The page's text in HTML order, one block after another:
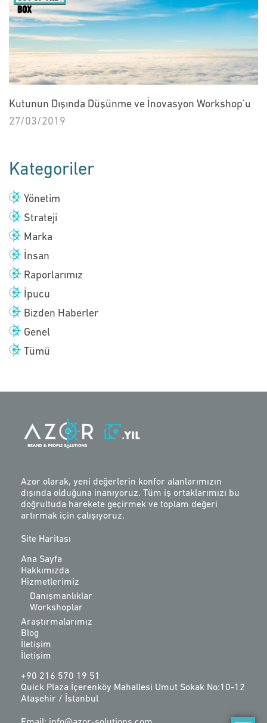
Kutunun Dışında Düşünme ve İnovasyon Workshop'u
27/03/2019
Kategoriler
Yönetim
Strateji
Marka
İnsan
Raporlarımız
İpucu
Bizden Haberler
Genel
Tümü
Azor olarak, yeni değerlerin konfor alanlarımızın
dışında olduğuna inanıyoruz. Tüm iş ortaklarımızı bu
doğrultuda harekete geçirmek ve toplam değeri
artırmak için çalışıyoruz.
Site Haritası
Ana Sayfa
Hakkımızda
Hizmetlerimiz
Danışmanlıklar
Workshoplar
Araştırmalarımız
Blog
İletişim
İletişim
+90 216 570 19 51
Quick Plaza İçerenköy Mahallesi Umut Sokak No:10-12
Ataşehir / İstanbul